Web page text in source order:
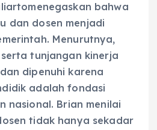
bahwa
dan dosen menjadi
Menurutnya,
tunjangan kinerja
dipenuhi karena
adalah fondasi
nasional. Brian menilai
tidak hanya sekadar